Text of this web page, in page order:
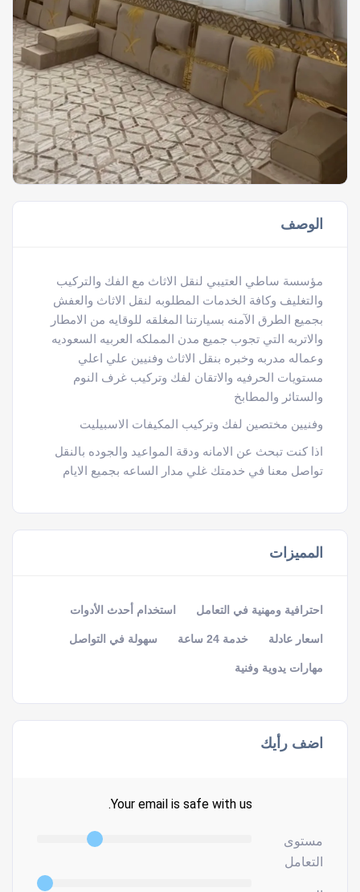
الوصف
مؤسسة ساطي العتيبي لنقل الاثاث مع الفك والتركيب
والتغليف وكافة الخدمات المطلوبه لنقل الاثاث والعفش
بجميع الطرق الآمنه بسيارتنا المغلقه للوقايه من الامطار
والاتربه التي تجوب جميع مدن المملكه العربيه السعوديه
وعماله مدربه وخبره بنقل الاثاث وفنيين علي اعلي
مستويات الحرفيه والاتقان لفك وتركيب غرف النوم
والستائر والمطابخ
وفنيين مختصين لفك وتركيب المكيفات الاسبيليت
اذا كنت تبحث عن الامانه ودقة المواعيد والجوده بالنقل
تواصل معنا في خدمتك غلي مدار الساعه بجميع الايام
المميزات
احترافية ومهنية في التعامل استخدام أحدث الأدوات
اسعار عادلة خدمة 24 ساعة سهولة في التواصل
مهارات يدوية وفنية
اضف رأيك
Your email is safe with us.
مستوى
التعامل